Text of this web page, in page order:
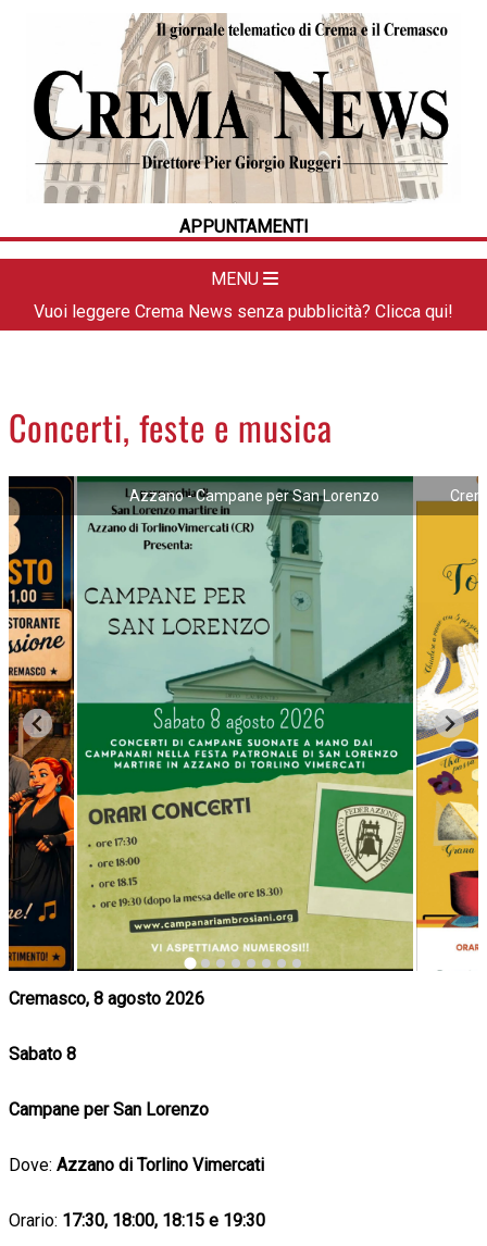
APPUNTAMENTI
MENU
HOME
CRONACA
POLITICA
LA FOTO
DAL TERRITORIO
APPUNTAMENTI
LA PIAZZA
ANIMALI
NECROLOGI
Vuoi leggere Crema News senza pubblicità? Clicca qui!
Concerti, feste e musica
Azzano - Campane per San Lorenzo
Cremasco, 8 agosto 2026
Sabato 8
Campane per San Lorenzo
Dove: Azzano di Torlino Vimercati
Orario: 17:30, 18:00, 18:15 e 19:30